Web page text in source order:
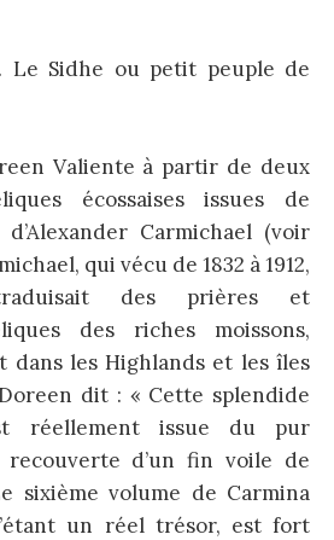
Le Sidhe ou petit peuple de
Valiente à partir de deux
écossaises issues de
Carmichael (voir
qui vécu de 1832 à 1912,
des prières et
des riches moissons,
dans les Highlands et les îles
Doreen dit : « Cette splendide
réellement issue du pur
recouverte d’un fin voile de
sixième volume de Carmina
un réel trésor, est fort